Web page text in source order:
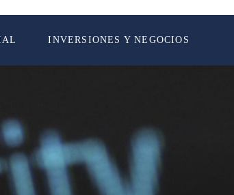
INVERSIONES Y NEGOCIOS